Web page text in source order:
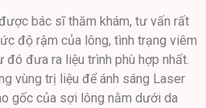
bác sĩ thăm khám, tư vấn rất
độ rậm của lông, tình trạng viêm
đó đưa ra liệu trình phù hợp nhất.
vùng trị liệu để ánh sáng Laser
gốc của sợi lông nằm dưới da